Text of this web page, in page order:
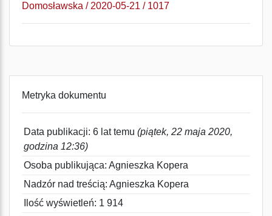
Domosławska / 2020-05-21 / 1017
Metryka dokumentu
Data publikacji: 6 lat temu (piątek, 22 maja 2020,
godzina 12:36)
Osoba publikująca: Agnieszka Kopera
Nadzór nad treścią: Agnieszka Kopera
Ilość wyświetleń: 1 914